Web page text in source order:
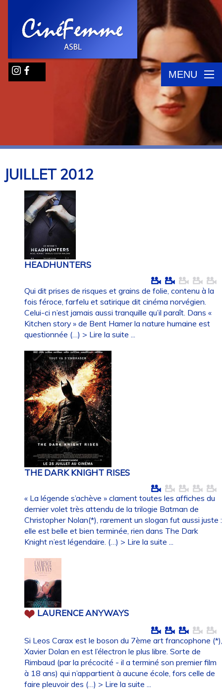
MENU
JUILLET2012
HEADHUNTERS
Qui dit prises de risques et grains de folie, contenu à la
fois féroce, farfelu et satirique dit cinéma norvégien.
Celui-ci n’est jamais aussi tranquille qu’il paraît. Dans «
Kitchen story » de Bent Hamer la nature humaine est
questionnée (…) > Lire la suite ...
THE DARK KNIGHT RISES
« La légende s’achève » clament toutes les affiches du
dernier volet très attendu de la trilogie Batman de
Christopher Nolan(*), rarement un slogan fut aussi juste :
elle est belle et bien terminée, rien dans The Dark
Knight n’est légendaire. (…) > Lire la suite ...
LAURENCE ANYWAYS
Si Leos Carax est le boson du 7ème art francophone
Xavier Dolan en est l’électron le plus libre. Sorte de
Rimbaud (par la précocité - il a terminé son premier film
à 18 ans) qui n’appartient à aucune école, fors celle de
faire pleuvoir des (…) > Lire la suite ...